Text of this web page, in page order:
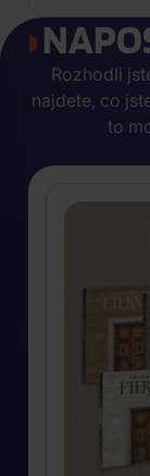
Rozhodli
najdete, co
to